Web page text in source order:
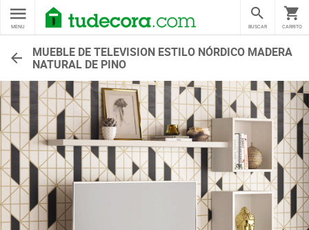
MENU CARRITO
BUSCAR
MUEBLE DE TELEVISION ESTILO NÓRDICO MADERA
NATURAL DE PINO